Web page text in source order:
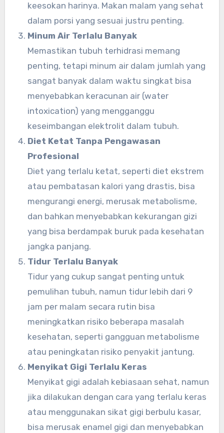
keesokan harinya. Makan malam yang sehat
dalam porsi yang sesuai justru penting.
Minum Air Terlalu Banyak
Memastikan tubuh terhidrasi memang
penting, tetapi minum air dalam jumlah yang
sangat banyak dalam waktu singkat bisa
menyebabkan keracunan air (water
intoxication) yang mengganggu
keseimbangan elektrolit dalam tubuh.
Diet Ketat Tanpa Pengawasan
Profesional
Diet yang terlalu ketat, seperti diet ekstrem
atau pembatasan kalori yang drastis, bisa
mengurangi energi, merusak metabolisme,
dan bahkan menyebabkan kekurangan gizi
yang bisa berdampak buruk pada kesehatan
jangka panjang.
Tidur Terlalu Banyak
Tidur yang cukup sangat penting untuk
pemulihan tubuh, namun tidur lebih dari 9
jam per malam secara rutin bisa
meningkatkan risiko beberapa masalah
kesehatan, seperti gangguan metabolisme
atau peningkatan risiko penyakit jantung.
Menyikat Gigi Terlalu Keras
Menyikat gigi adalah kebiasaan sehat, namun
jika dilakukan dengan cara yang terlalu keras
atau menggunakan sikat gigi berbulu kasar,
bisa merusak enamel gigi dan menyebabkan